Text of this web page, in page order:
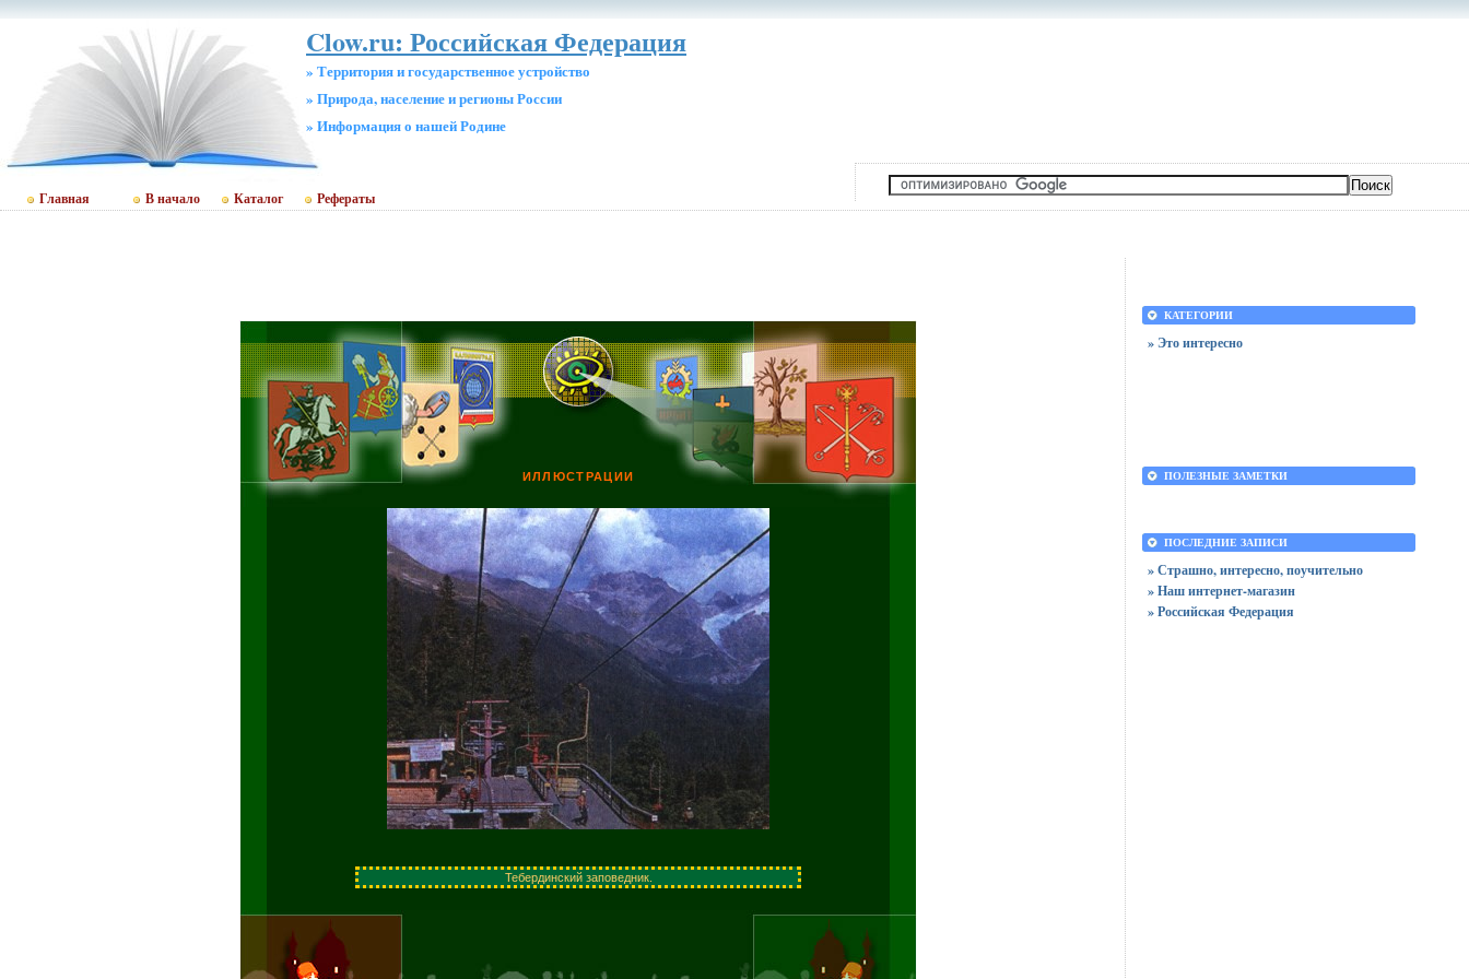
Clow.ru: Российская Федерация
» Территория и государственное устройство
» Природа, население и регионы России
» Информация о нашей Родине
Главная В начало Каталог Рефераты
ИЛЛЮСТРАЦИИ
Тебердинский заповедник.
КАТЕГОРИИ
» Это интересно
ПОЛЕЗНЫЕ ЗАМЕТКИ
ПОСЛЕДНИЕ ЗАПИСИ
» Страшно, интересно, поучительно
» Наш интернет-магазин
» Российская Федерация